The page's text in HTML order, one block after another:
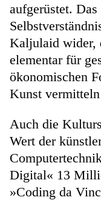
aufgerüstet.
Kaljulaid wider,
elementar für
ökonomischen
Kunst
Auch die
Wert der
Digital« 13
»Coding da